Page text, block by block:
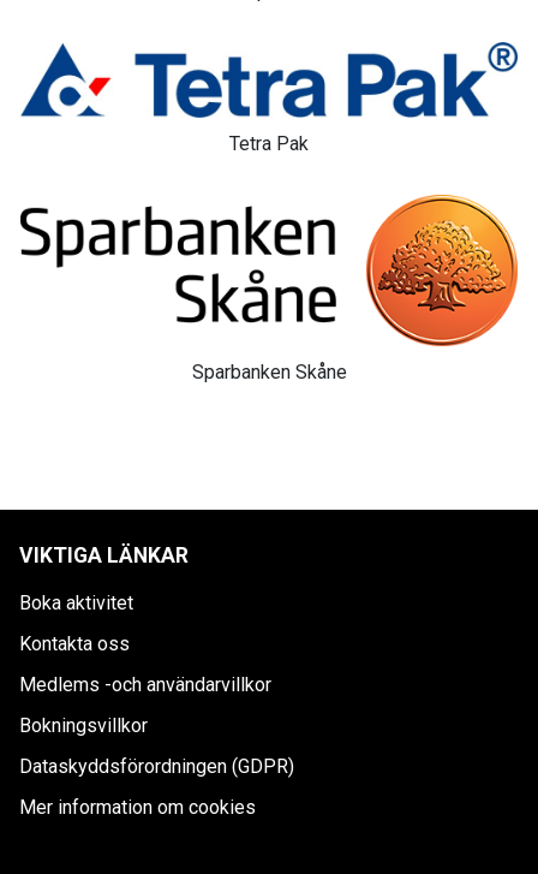
Tetra Pak
Sparbanken Skåne
VIKTIGA LÄNKAR
Boka aktivitet
Kontakta oss
Medlems -och användarvillkor
Bokningsvillkor
Dataskyddsförordningen (GDPR)
Mer information om cookies